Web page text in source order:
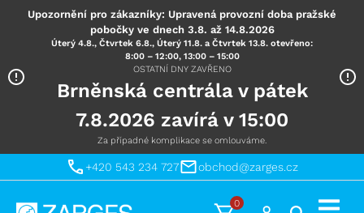
Upozornění pro zákazníky: Upravená provozní doba pražské
pobočky ve dnech 3.8. až 14.8.2026
Úterý 4.8., Čtvrtek 6.8., Úterý 11.8. a Čtvrtek 13.8. otevřeno:
8:00 – 12:00, 13:00 – 15:00
OSTATNÍ DNY ZAVŘENO
Brněnská centrála v pátek
7.8.2026 zavírá v 15:00
Za případné komplikace se omlouváme.
+420 543 234 727 obchod@zarges.cz
0